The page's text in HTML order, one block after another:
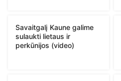
Savaitgalį Kaune galime
sulaukti lietaus ir
perkūnijos (video)